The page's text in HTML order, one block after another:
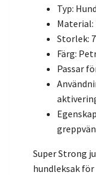
Typ:
Material:
Storlek:
Färg:
Passar
Super Strong
hundleksak